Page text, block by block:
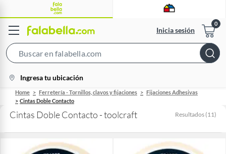
Inicia sesión
Bar
location-
icon
Ingresa tu ubicación
Home Ferretería - Tornillos, clavos y fijaciones
Fijaciones Adhesivas
Cintas Doble Contacto
Cintas Doble Contacto - toolcraft Resultados (11)